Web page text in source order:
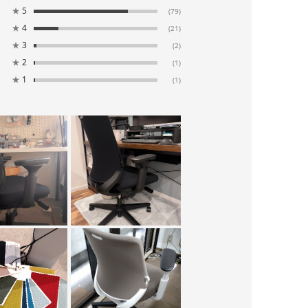
★ 5 (79)
★ 4 (21)
★ 3 (2)
★ 2 (1)
★ 1 (1)